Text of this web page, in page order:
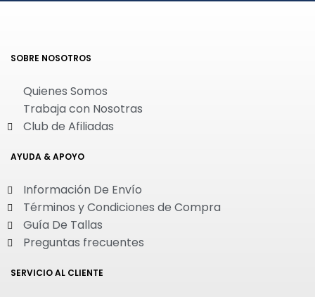
SOBRE NOSOTROS
Quienes Somos
Trabaja con Nosotras
Club de Afiliadas
AYUDA & APOYO
Información De Envío
Términos y Condiciones de Compra
Guía De Tallas
Preguntas frecuentes
SERVICIO AL CLIENTE